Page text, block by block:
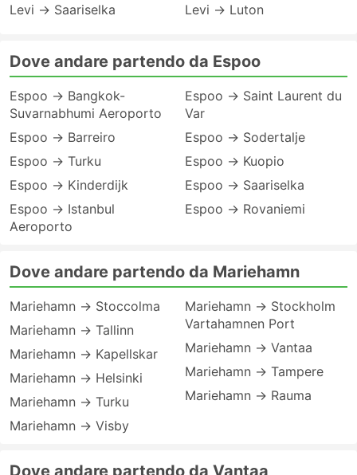
Levi → Saariselka
Levi → Luton
Dove andare partendo da Espoo
Espoo → Bangkok-
Suvarnabhumi Aeroporto
Espoo → Barreiro
Espoo → Turku
Espoo → Kinderdijk
Espoo → Istanbul
Aeroporto
Espoo → Saint Laurent du
Var
Espoo → Sodertalje
Espoo → Kuopio
Espoo → Saariselka
Espoo → Rovaniemi
Dove andare partendo da Mariehamn
Mariehamn → Stoccolma
Mariehamn → Tallinn
Mariehamn → Kapellskar
Mariehamn → Helsinki
Mariehamn → Turku
Mariehamn → Visby
Mariehamn → Stockholm
Vartahamnen Port
Mariehamn → Vantaa
Mariehamn → Tampere
Mariehamn → Rauma
Dove andare partendo da Vantaa